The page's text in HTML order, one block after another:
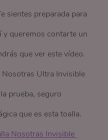
sientes preparada para
y queremos contarte un
que ver este vídeo.
Ultra Invisible
prueba, seguro
que es esta toalla.
Nosotras Invisible